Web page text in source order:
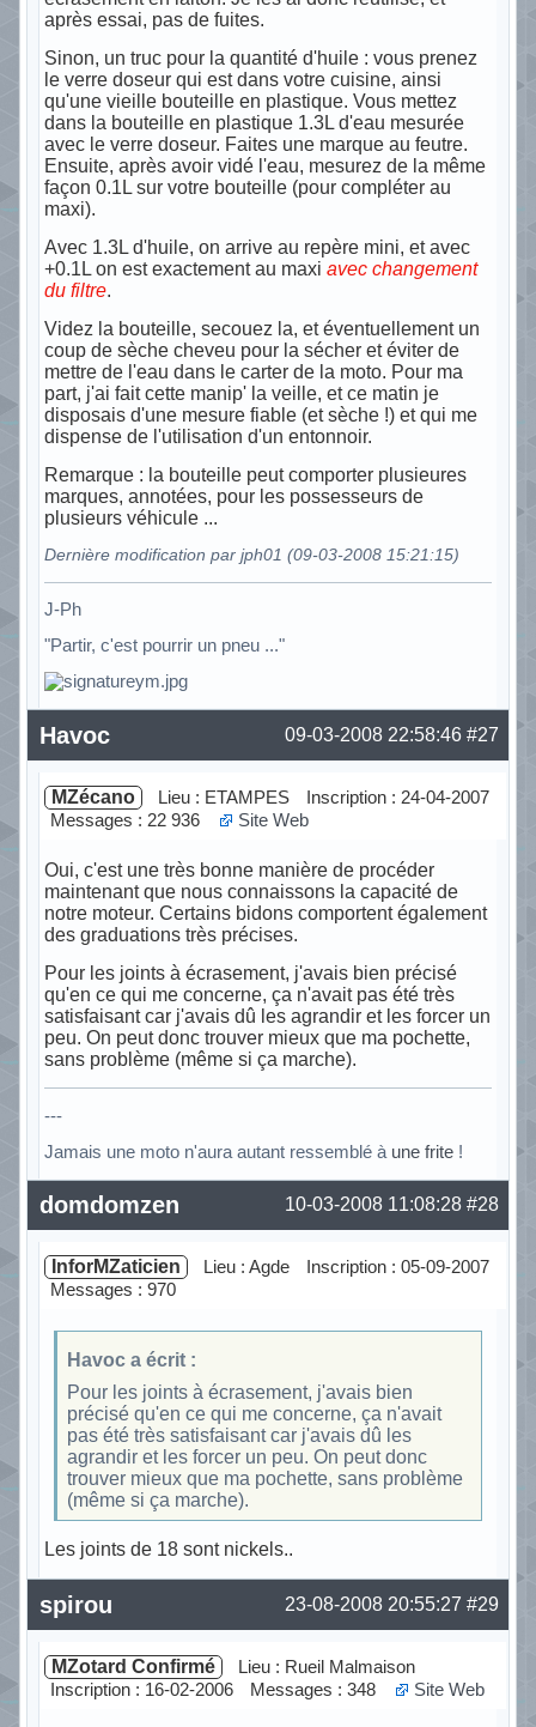
après essai, pas de fuites.
Sinon, un truc pour la quantité d'huile : vous prenez
le verre doseur qui est dans votre cuisine, ainsi
qu'une vieille bouteille en plastique. Vous mettez
dans la bouteille en plastique 1.3L d'eau mesurée
avec le verre doseur. Faites une marque au feutre.
Ensuite, après avoir vidé l'eau, mesurez de la même
façon 0.1L sur votre bouteille (pour compléter au
maxi).
Avec 1.3L d'huile, on arrive au repère mini, et avec
+0.1L on est exactement au maxi avec changement
du filtre.
Videz la bouteille, secouez la, et éventuellement un
coup de sèche cheveu pour la sécher et éviter de
mettre de l'eau dans le carter de la moto. Pour ma
part, j'ai fait cette manip' la veille, et ce matin je
disposais d'une mesure fiable (et sèche !) et qui me
dispense de l'utilisation d'un entonnoir.
Remarque : la bouteille peut comporter plusieures
marques, annotées, pour les possesseurs de
plusieurs véhicule ...
Dernière modification par jph01 (09-03-2008 15:21:15)
J-Ph
"Partir, c'est pourrir un pneu ..."
Hors ligne #27
09-03-2008 22:58:46
Havoc
MZécano Lieu : ETAMPES
Inscription : 24-04-2007
Messages : 22 936
Site Web
Oui, c'est une très bonne manière de procéder
maintenant que nous connaissons la capacité de
notre moteur. Certains bidons comportent également
des graduations très précises.
Pour les joints à écrasement, j'avais bien précisé
qu'en ce qui me concerne, ça n'avait pas été très
satisfaisant car j'avais dû les agrandir et les forcer un
peu. On peut donc trouver mieux que ma pochette,
sans problème (même si ça marche).
---
Jamais une moto n'aura autant ressemblé à une frite!
Hors ligne #28
10-03-2008 11:08:28
domdomzen
InforMZaticien Lieu : Agde
Inscription : 05-09-2007
Messages : 970
Havoc a écrit :
Pour les joints à écrasement, j'avais bien
précisé qu'en ce qui me concerne, ça n'avait
pas été très satisfaisant car j'avais dû les
agrandir et les forcer un peu. On peut donc
trouver mieux que ma pochette, sans problème
(même si ça marche).
Les joints de 18 sont nickels..
Hors ligne #29
23-08-2008 20:55:27
spirou
MZotard Confirmé
Lieu : Rueil Malmaison
Inscription : 16-02-2006
Messages : 348 Site Web